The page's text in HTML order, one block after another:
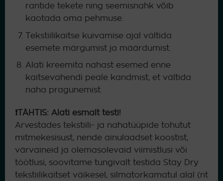
rantide tekete ning seemisnahk võib
kaotada oma pehmuse.
Tekstiilikaitse kuivamise ajal vältida
esemete märgumist ja määrdumist.
Alati kreemita nahast esemed enne
kaitsevahendi peale kandmist, et vältida
naha pragunemist.
❗TÄHTIS: Alati esmalt testi!
Arvestades tekstiili- ja nahatüüpide tohutut
mitmekesisust, nende ainulaadset koostist,
värvaineid ja olemasolevaid viimistlusi või
töötlusi, soovitame tungivalt testida Stay Dry
tekstiilikaitset väikesel, silmatorkamatul alal (nt